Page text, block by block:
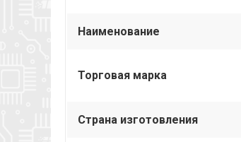
Наименование
Торговая марка
Страна изготовления